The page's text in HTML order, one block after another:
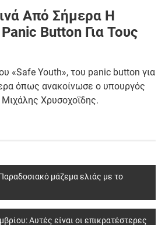
Από Σήμερα Η
Button Για Τους
«Safe Youth», του panic button για
όπως ανακοίνωσε ο υπουργός
Χρυσοχοΐδης.
μάζεμα ελιάς με το
Αυτές είναι οι επικρατέστερες